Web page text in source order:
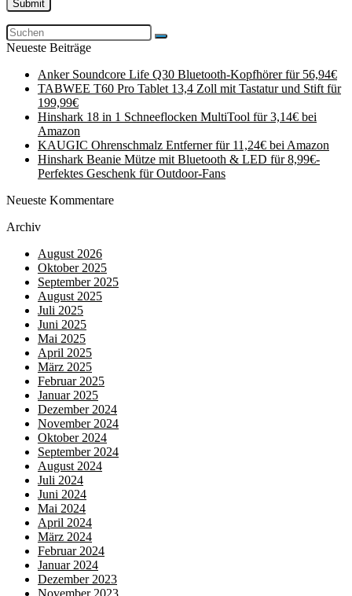
Neueste Beiträge
Anker Soundcore Life Q30 Bluetooth-Kopfhörer für 56,94€
TABWEE T60 Pro Tablet 13,4 Zoll mit Tastatur und Stift für
199,99€
Hinshark 18 in 1 Schneeflocken MultiTool für 3,14€ bei
Amazon
KAUGIC Ohrenschmalz Entferner für 11,24€ bei Amazon
Hinshark Beanie Mütze mit Bluetooth & LED für 8,99€-
Perfektes Geschenk für Outdoor-Fans
Neueste Kommentare
Archiv
August 2026
Oktober 2025
September 2025
August 2025
Juli 2025
Juni 2025
Mai 2025
April 2025
März 2025
Februar 2025
Januar 2025
Dezember 2024
November 2024
Oktober 2024
September 2024
August 2024
Juli 2024
Juni 2024
Mai 2024
April 2024
März 2024
Februar 2024
Januar 2024
Dezember 2023
November 2023